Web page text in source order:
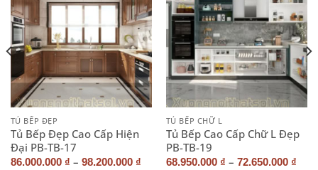
TỦ BẾP ĐẸP
Tủ Bếp Đẹp Cao Cấp Hiện
Đại PB-TB-17
86.000.000 ₫ – 98.200.000 ₫
TỦ BẾP CHỮ L
Tủ Bếp Cao Cấp Chữ L Đẹp
PB-TB-19
68.950.000 ₫ – 72.650.000 ₫